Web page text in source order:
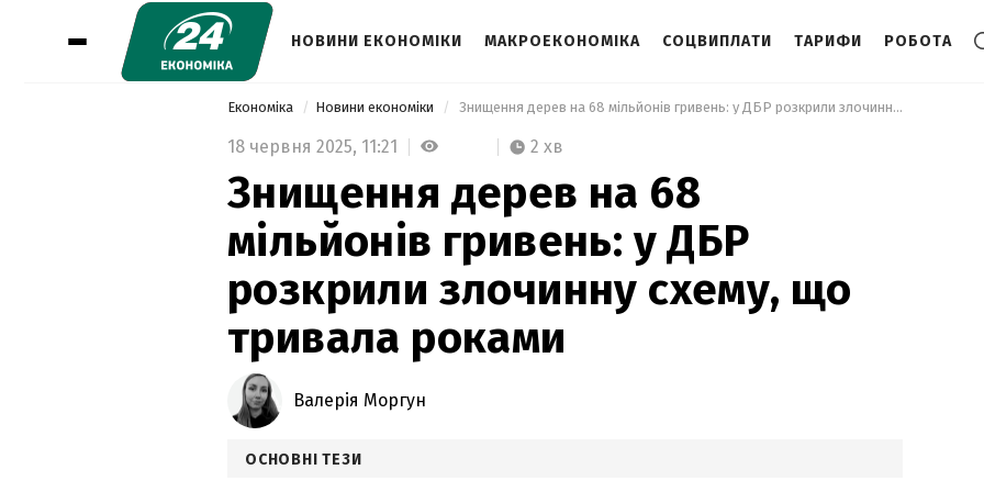
НОВИНИ ЕКОНОМІКИ МАКРОЕКОНОМІКА СОЦВИПЛАТИ ТАРИФИ РОБОТА
Економіка Новини економіки Знищення дерев на 68 мільйонів гривень: у ДБР розкрили злочинну схему, що тривала роками
18 червня 2025, 11:21 2 хв
Знищення дерев на 68
мільйонів гривень: у ДБР
розкрили злочинну схему, що
тривала роками
Валерія Моргун
ОСНОВНІ ТЕЗИ